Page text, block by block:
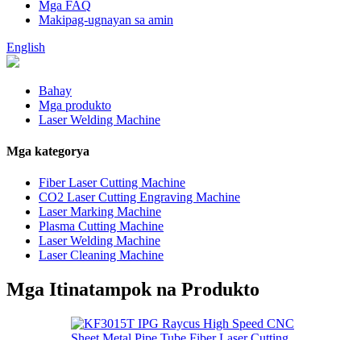
Mga FAQ
Makipag-ugnayan sa amin
English
Bahay
Mga produkto
Laser Welding Machine
Mga kategorya
Fiber Laser Cutting Machine
CO2 Laser Cutting Engraving Machine
Laser Marking Machine
Plasma Cutting Machine
Laser Welding Machine
Laser Cleaning Machine
Mga Itinatampok na Produkto